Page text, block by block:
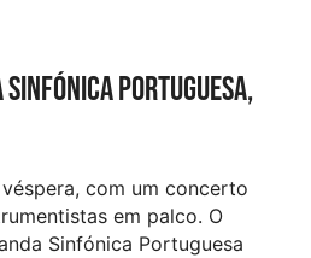
Sinfónica Portuguesa,
com um concerto
em palco. O
Sinfónica Portuguesa